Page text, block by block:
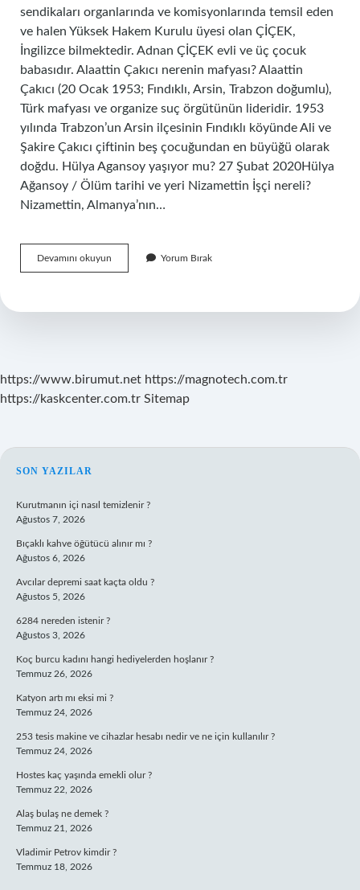
sendikaları organlarında ve komisyonlarında temsil eden
ve halen Yüksek Hakem Kurulu üyesi olan ÇİÇEK,
İngilizce bilmektedir. Adnan ÇİÇEK evli ve üç çocuk
babasıdır. Alaattin Çakıcı nerenin mafyası? Alaattin
Çakıcı (20 Ocak 1953; Fındıklı, Arsin, Trabzon doğumlu),
Türk mafyası ve organize suç örgütünün lideridir. 1953
yılında Trabzon’un Arsin ilçesinin Fındıklı köyünde Ali ve
Şakire Çakıcı çiftinin beş çocuğundan en büyüğü olarak
doğdu. Hülya Agansoy yaşıyor mu? 27 Şubat 2020Hülya
Ağansoy / Ölüm tarihi ve yeri Nizamettin İşçi nereli?
Nizamettin, Almanya’nın…
Devamını okuyun Çakıcının
Sağ
Yorum Bırak
https://www.birumut.net https://magnotech.com.tr
https://kaskcenter.com.tr Sitemap
SIDEBAR
SON YAZILAR
Kurutmanın içi nasıl temizlenir ?
Ağustos 7, 2026
Bıçaklı kahve öğütücü alınır mı ?
Ağustos 6, 2026
Avcılar depremi saat kaçta oldu ?
Ağustos 5, 2026
6284 nereden istenir ?
Ağustos 3, 2026
Koç burcu kadını hangi hediyelerden hoşlanır ?
Temmuz 26, 2026
Katyon artı mı eksi mi ?
Temmuz 24, 2026
253 tesis makine ve cihazlar hesabı nedir ve ne için kullanılır ?
Temmuz 24, 2026
Hostes kaç yaşında emekli olur ?
Temmuz 22, 2026
Alaş bulaş ne demek ?
Temmuz 21, 2026
Vladimir Petrov kimdir ?
Temmuz 18, 2026